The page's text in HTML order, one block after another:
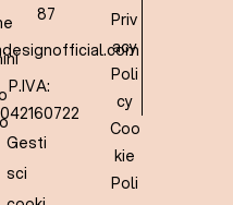
87
P.IVA:
Gesti
sci
Priv
acy
Poli
cy
Coo
kie
Poli